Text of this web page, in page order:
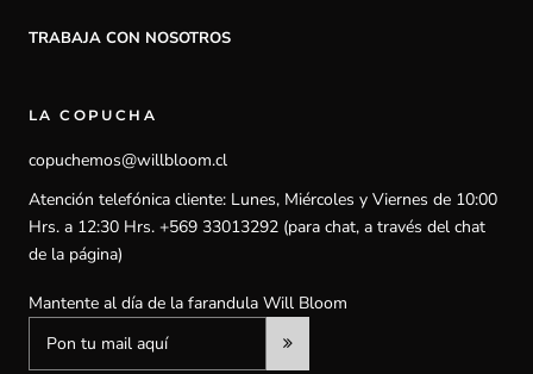
TRABAJA CON NOSOTROS
LA COPUCHA
copuchemos@willbloom.cl
Atención telefónica cliente: Lunes, Miércoles y Viernes de 10:00
Hrs. a 12:30 Hrs. +569 33013292 (para chat, a través del chat
de la página)
Mantente al día de la farandula Will Bloom